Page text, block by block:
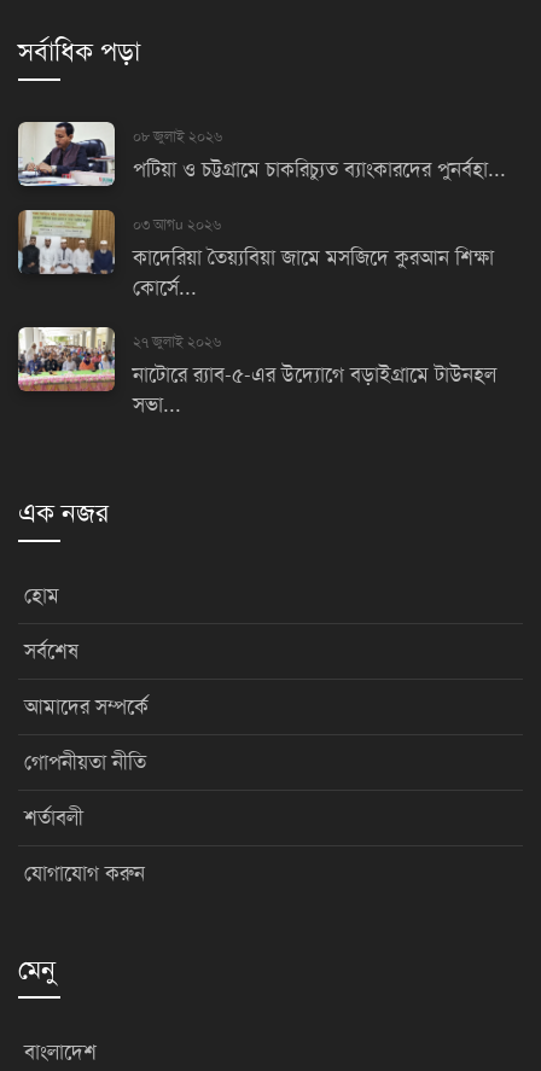
সর্বাধিক পড়া
০৮ জুলাই ২০২৬
পটিয়া ও চট্টগ্রামে চাকরিচ্যুত ব্যাংকারদের পুনর্বহা...
০৩ আগu ২০২৬
কাদেরিয়া তৈয়্যবিয়া জামে মসজিদে কুরআন শিক্ষা
কোর্সে...
২৭ জুলাই ২০২৬
নাটোরে র‌্যাব-৫-এর উদ্যোগে বড়াইগ্রামে টাউনহল
সভা...
এক নজর
হোম
সর্বশেষ
আমাদের সম্পর্কে
গোপনীয়তা নীতি
শর্তাবলী
যোগাযোগ করুন
মেনু
বাংলাদেশ